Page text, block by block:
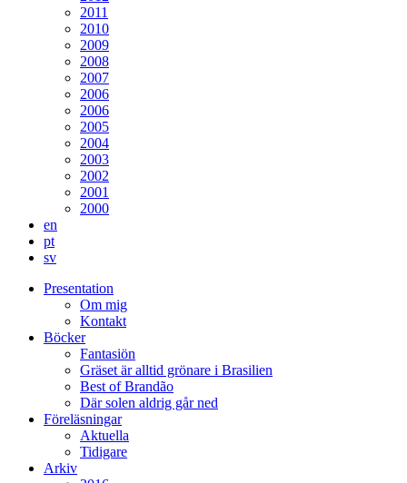
2011
2010
2009
2008
2007
2006
2006
2005
2004
2003
2002
2001
2000
en
pt
sv
Presentation
Om mig
Kontakt
Böcker
Fantasiön
Gräset är alltid grönare i Brasilien
Best of Brandão
Där solen aldrig går ned
Föreläsningar
Aktuella
Tidigare
Arkiv